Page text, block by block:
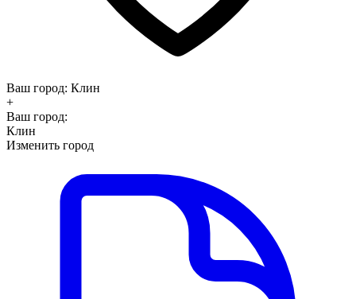
Ваш город: Клин
+
Ваш город:
Клин
Изменить город